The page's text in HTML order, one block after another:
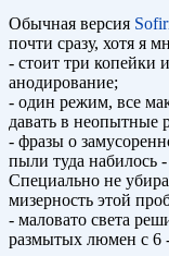
Обычная версия
почти сразу, хотя я
- стоит три копейки
анодирование;
- один режим, все
давать в неопытные
- фразы о
пыли туда набилось
Специально не
мизерность этой
- маловато света
размытых люмен с 6